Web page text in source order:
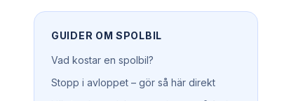
GUIDER OM SPOLBIL
Vad kostar en spolbil?
Stopp i avloppet – gör så här direkt